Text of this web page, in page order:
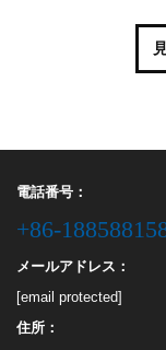
電話番号：
+86-
メールアドレス：
[email protected]
住所：